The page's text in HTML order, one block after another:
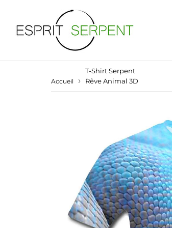
Accueil ›
T-Shirt Serpent
Rêve Animal 3D